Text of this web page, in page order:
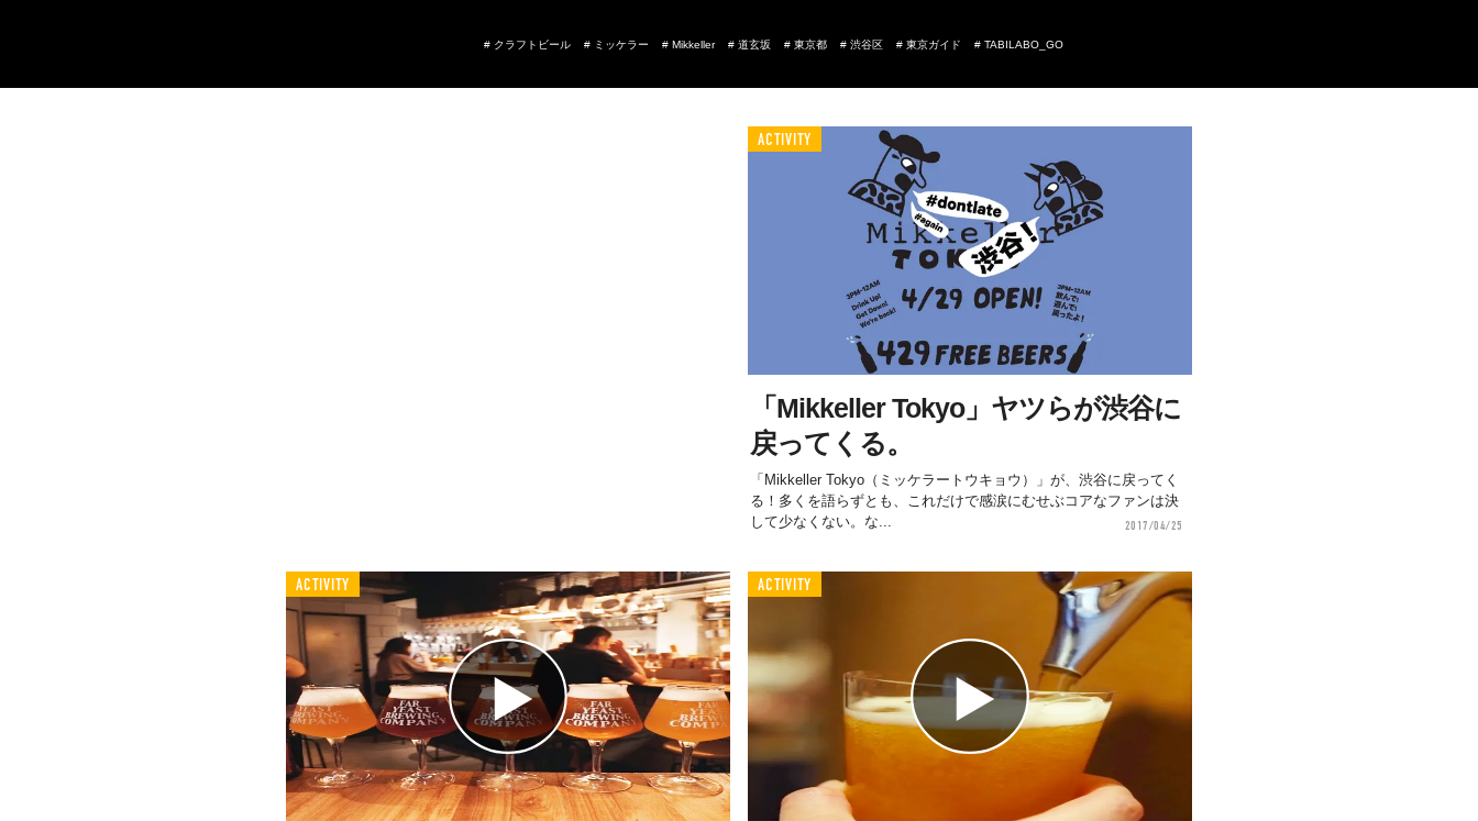
# TABILABO_GO
# 東京ガイド
# 渋谷区
# 東京都
# 道玄坂
# Mikkeller
# ミッケラー
# クラフトビール
ACTIVITY
「Mikkeller Tokyo」ヤツらが渋谷に
戻ってくる。
「Mikkeller Tokyo（ミッケラートウキョウ）」が、渋谷に戻ってく
る！多くを語らずとも、これだけで感涙にむせぶコアなファンは決
して少なくない。な...
2017/04/25
ACTIVITY ACTIVITY